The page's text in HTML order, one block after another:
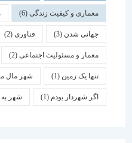
معماری و کیفیت زندگی(6)
جهانی شدن(3) فناوری (2)
معمار و مسئولیت اجتماعی (2) من
تنها یک زمین(1) شهر مال من است
اگر شهردار بودم (1) شهر به چه کسی